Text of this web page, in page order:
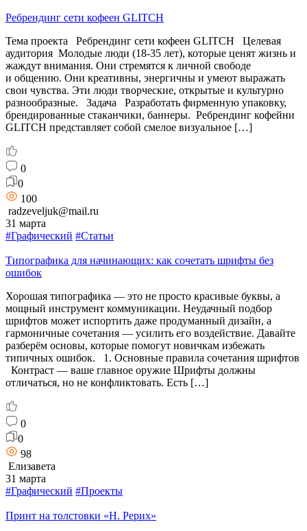
Ребрендинг сети кофеен GLITCH
Тема проекта Ребрендинг сети кофеен GLITCH Целевая
аудитория Молодые люди (18-35 лет), которые ценят жизнь и
жаждут внимания. Они стремятся к личной свободе
и общению. Они креативны, энергичны и умеют выражать
свои чувства. Эти люди творческие, открытые и культурно
разнообразные. Задача Разработать фирменную упаковку,
брендированные стаканчики, баннеры. Ребрендинг кофейни
GLITCH представляет собой смелое визуальное […]
0
0
100
radzeveljuk@mail.ru
31 марта
#Графический #Статьи
Типографика для начинающих: как сочетать шрифты без
ошибок
Хорошая типографика — это не просто красивые буквы, а
мощный инструмент коммуникации. Неудачный подбор
шрифтов может испортить даже продуманный дизайн, а
гармоничные сочетания — усилить его воздействие. Давайте
разберём основы, которые помогут новичкам избежать
типичных ошибок. 1. Основные правила сочетания шрифтов
Контраст — ваше главное оружие Шрифты должны
отличаться, но не конфликтовать. Есть […]
0
0
98
Елизавета
31 марта
#Графический #Проекты
Принт на толстовки «Н. Рерих»